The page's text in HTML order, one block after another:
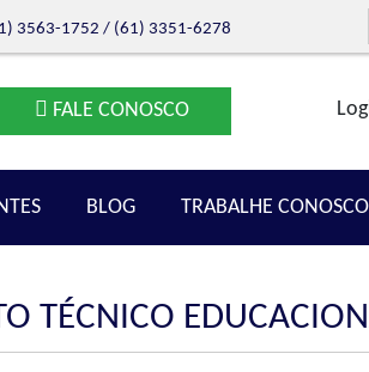
3563-1752 / (61) 3351-6278
FALE CONOSCO
BLOG TRABALHE CONOSCO
TÉCNICO